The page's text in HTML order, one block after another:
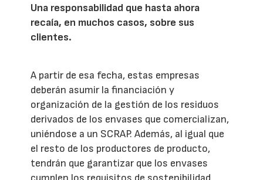
Una responsabilidad que hasta ahora
recaía, en muchos casos, sobre sus
clientes.
A partir de esa fecha, estas empresas
deberán asumir la financiación y
organización de la gestión de los residuos
derivados de los envases que comercializan,
uniéndose a un SCRAP. Además, al igual que
el resto de los productores de producto,
tendrán que garantizar que los envases